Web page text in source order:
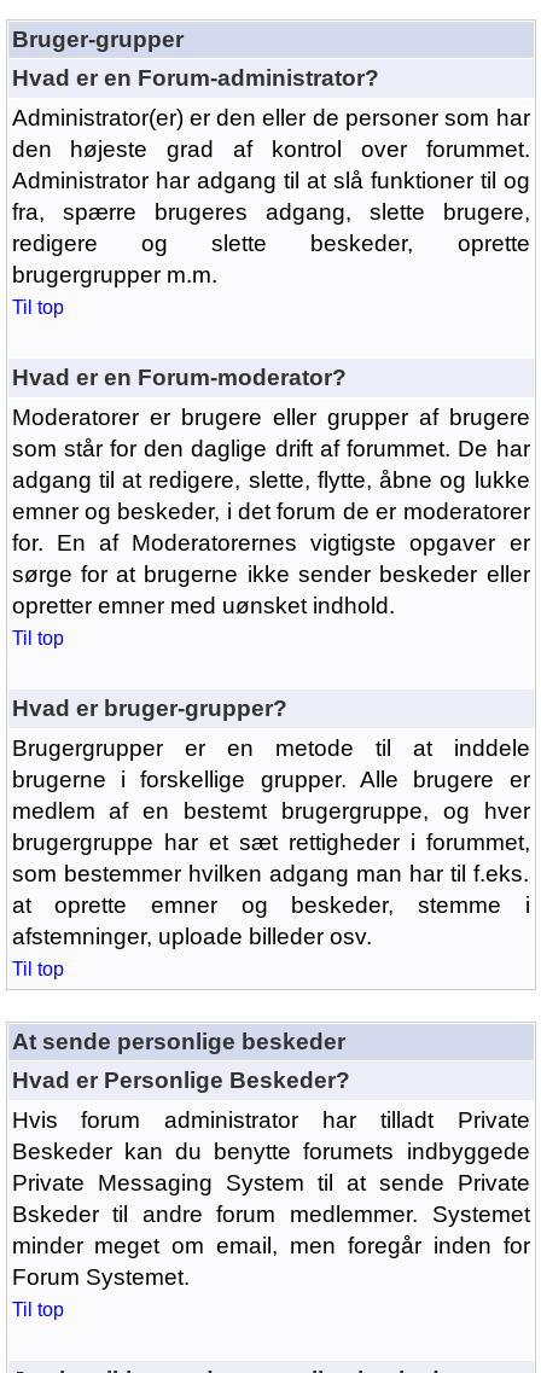
Bruger-grupper
Hvad er en Forum-administrator?
Administrator(er) er den eller de personer som har
den højeste grad af kontrol over forummet.
Administrator har adgang til at slå funktioner til og
fra, spærre brugeres adgang, slette brugere,
redigere og slette beskeder, oprette
brugergrupper m.m.
Til top
Hvad er en Forum-moderator?
Moderatorer er brugere eller grupper af brugere
som står for den daglige drift af forummet. De har
adgang til at redigere, slette, flytte, åbne og lukke
emner og beskeder, i det forum de er moderatorer
for. En af Moderatorernes vigtigste opgaver er
sørge for at brugerne ikke sender beskeder eller
opretter emner med uønsket indhold.
Til top
Hvad er bruger-grupper?
Brugergrupper er en metode til at inddele
brugerne i forskellige grupper. Alle brugere er
medlem af en bestemt brugergruppe, og hver
brugergruppe har et sæt rettigheder i forummet,
som bestemmer hvilken adgang man har til f.eks.
at oprette emner og beskeder, stemme i
afstemninger, uploade billeder osv.
Til top
At sende personlige beskeder
Hvad er Personlige Beskeder?
Hvis forum administrator har tilladt Private
Beskeder kan du benytte forumets indbyggede
Private Messaging System til at sende Private
Bskeder til andre forum medlemmer. Systemet
minder meget om email, men foregår inden for
Forum Systemet.
Til top